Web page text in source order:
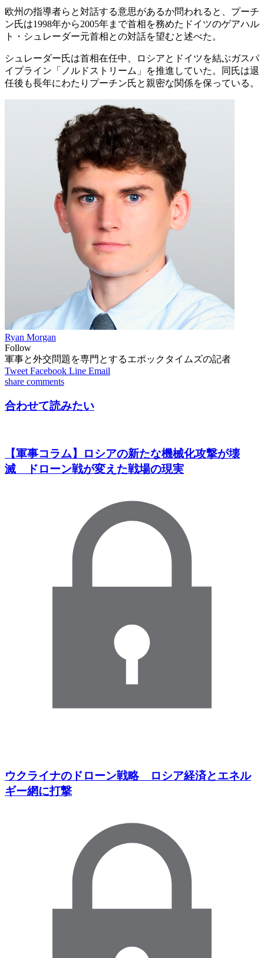
欧州の指導者らと対話する意思があるか問われると、プーチ
ン氏は1998年から2005年まで首相を務めたドイツのゲアハル
ト・シュレーダー元首相との対話を望むと述べた。
シュレーダー氏は首相在任中、ロシアとドイツを結ぶガスパ
イプライン「ノルドストリーム」を推進していた。同氏は退
任後も長年にわたりプーチン氏と親密な関係を保っている。
Ryan Morgan
Follow
軍事と外交問題を専門とするエポックタイムズの記者
Tweet Facebook Line Email
share comments
合わせて読みたい
【軍事コラム】ロシアの新たな機械化攻撃が壊
滅 ドローン戦が変えた戦場の現実
ウクライナのドローン戦略 ロシア経済とエネル
ギー網に打撃